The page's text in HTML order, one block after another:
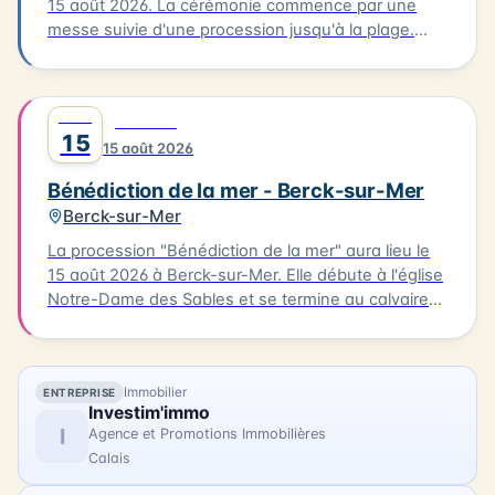
15 août 2026. La cérémonie commence par une
messe suivie d'une procession jusqu'à la plage.
les habitants et les visiteurs de la Côte d'Opale. La
bénédiction de la mer est un événement culturel qui
célèbre la richesse maritime de la région.
15 15 août 2026
Bénédiction de la mer - Berck-sur-Mer
Berck-sur-Mer
La procession "Bénédiction de la mer" aura lieu le
15 août 2026 à Berck-sur-Mer. Elle débute à l'église
Notre-Dame des Sables et se termine au calvaire
des bateaux. Vous pourrez également profiter
d'animations, de stands associatifs et d'un feu
d'artifices en soirée. Cette célébration est un
moment unique pour les habitants et les visiteurs
de Berck-sur-Mer.
ENTREPRISE Immobilier
I
Investim'immo
Agence et Promotions Immobilières
Calais